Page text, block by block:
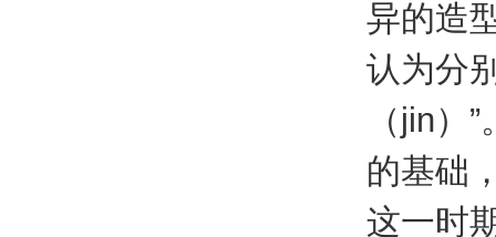
异的造
认为分
（jin）
的基础
这一时